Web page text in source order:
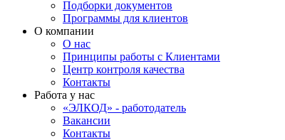
Подборки документов
Программы для клиентов
О компании
О нас
Принципы работы с Клиентами
Центр контроля качества
Контакты
Работа у нас
«ЭЛКОД» - работодатель
Вакансии
Контакты